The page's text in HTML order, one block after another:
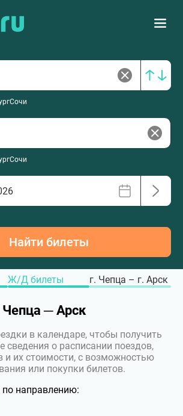
Сочи
Сочи
Найти билеты
Ж/Д билеты г. Чепца – г. Арск
─ Арск
в календаре, чтобы получить
сведения о расписании поездов,
и их стоимости, с возможностью
или покупки билетов.
направлению: